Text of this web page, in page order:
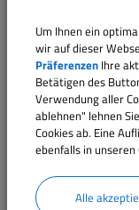
Um Ihnen ein
wir auf dieser
Präferenzen Ihre
Betätigen des
Verwendung aller
ablehnen" lehnen
Cookies ab. Eine
ebenfalls in
Alle